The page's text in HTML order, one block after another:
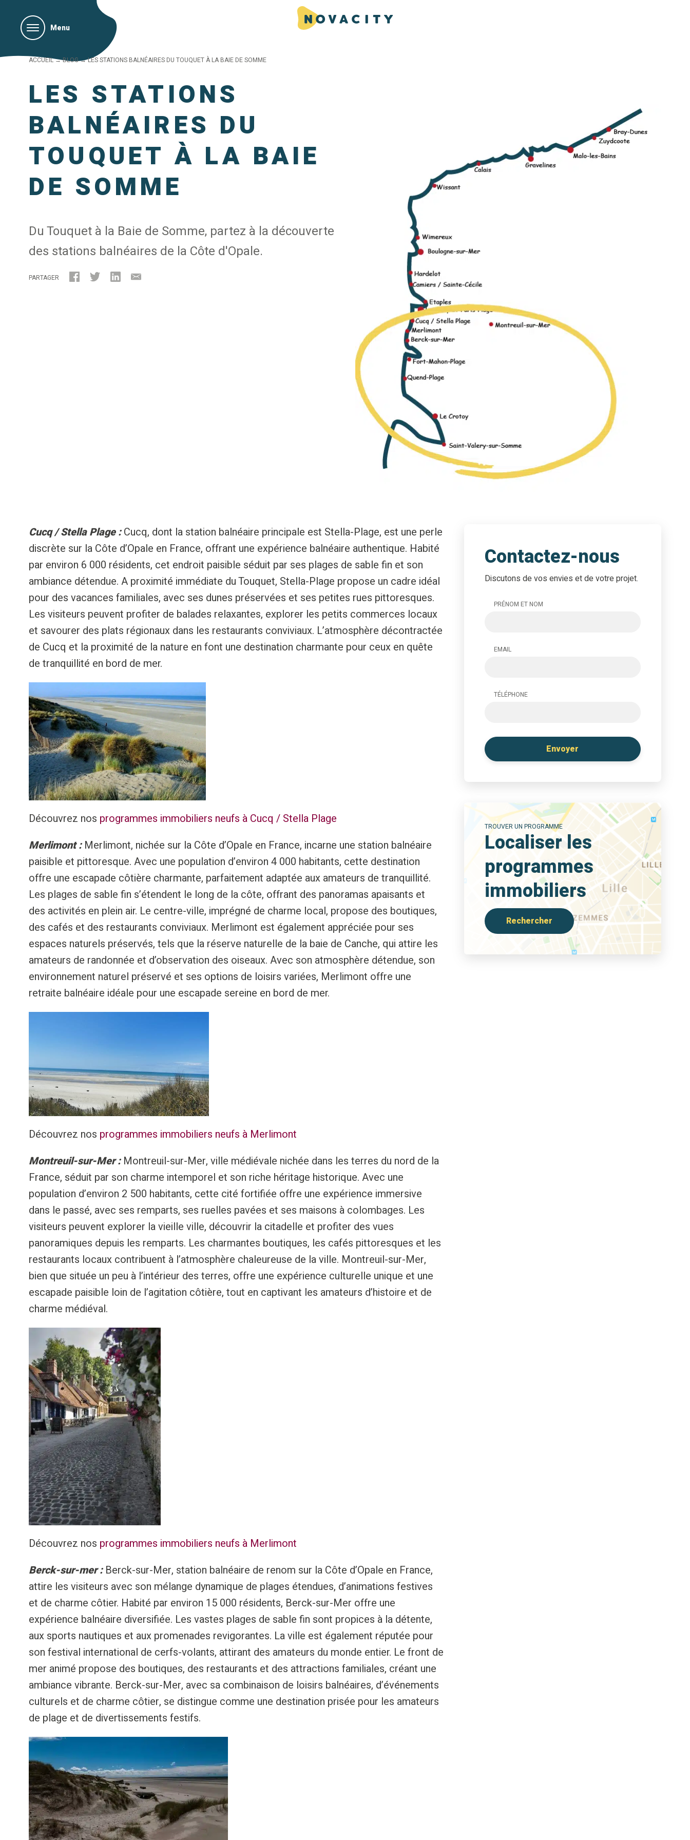
Menu
ACCUEIL→BLOG→LES STATIONS BALNÉAIRES DU TOUQUET À LA BAIE DE SOMME
LES STATIONS
BALNÉAIRES DU
TOUQUET À LA BAIE
DE SOMME
Du Touquet à la Baie de Somme, partez à la découverte
des stations balnéaires de la Côte d'Opale.
PARTAGER
Cucq / Stella Plage :Cucq, dont la station balnéaire principale est Stella-Plage, est une perle
discrète sur la Côte d’Opale en France, offrant une expérience balnéaire authentique. Habité
par environ 6 000 résidents, cet endroit paisible séduit par ses plages de sable fin et son
ambiance détendue. A proximité immédiate du Touquet, Stella-Plage propose un cadre idéal
pour des vacances familiales, avec ses dunes préservées et ses petites rues pittoresques.
Les visiteurs peuvent profiter de balades relaxantes, explorer les petits commerces locaux
et savourer des plats régionaux dans les restaurants conviviaux. L’atmosphère décontractée
de Cucq et la proximité de la nature en font une destination charmante pour ceux en quête
de tranquillité en bord de mer.
Découvrez nos programmes immobiliers neufs à Cucq / Stella Plage
Merlimont :Merlimont, nichée sur la Côte d’Opale en France, incarne une station balnéaire
paisible et pittoresque. Avec une population d’environ 4 000 habitants, cette destination
offre une escapade côtière charmante, parfaitement adaptée aux amateurs de tranquillité.
Les plages de sable fin s’étendent le long de la côte, offrant des panoramas apaisants et
des activités en plein air. Le centre-ville, imprégné de charme local, propose des boutiques,
des cafés et des restaurants conviviaux. Merlimont est également appréciée pour ses
espaces naturels préservés, tels que la réserve naturelle de la baie de Canche, qui attire les
amateurs de randonnée et d’observation des oiseaux. Avec son atmosphère détendue, son
environnement naturel préservé et ses options de loisirs variées, Merlimont offre une
retraite balnéaire idéale pour une escapade sereine en bord de mer.
Découvrez nos programmes immobiliers neufs à Merlimont
Montreuil-sur-Mer :Montreuil-sur-Mer, ville médiévale nichée dans les terres du nord de la
France, séduit par son charme intemporel et son riche héritage historique. Avec une
population d’environ 2 500 habitants, cette cité fortifiée offre une expérience immersive
dans le passé, avec ses remparts, ses ruelles pavées et ses maisons à colombages. Les
visiteurs peuvent explorer la vieille ville, découvrir la citadelle et profiter des vues
panoramiques depuis les remparts. Les charmantes boutiques, les cafés pittoresques et les
restaurants locaux contribuent à l’atmosphère chaleureuse de la ville. Montreuil-sur-Mer,
bien que située un peu à l’intérieur des terres, offre une expérience culturelle unique et une
escapade paisible loin de l’agitation côtière, tout en captivant les amateurs d’histoire et de
charme médiéval.
Découvrez nos programmes immobiliers neufs à Merlimont
Berck-sur-mer :Berck-sur-Mer, station balnéaire de renom sur la Côte d’Opale en France,
attire les visiteurs avec son mélange dynamique de plages étendues, d’animations festives
et de charme côtier. Habité par environ 15 000 résidents, Berck-sur-Mer offre une
expérience balnéaire diversifiée. Les vastes plages de sable fin sont propices à la détente,
aux sports nautiques et aux promenades revigorantes. La ville est également réputée pour
son festival international de cerfs-volants, attirant des amateurs du monde entier. Le front de
mer animé propose des boutiques, des restaurants et des attractions familiales, créant une
ambiance vibrante. Berck-sur-Mer, avec sa combinaison de loisirs balnéaires, d’événements
culturels et de charme côtier, se distingue comme une destination prisée pour les amateurs
de plage et de divertissements festifs.
Contactez-nous
Discutons de vos envies et de votre projet.
PRÉNOM ET NOM
EMAIL
TÉLÉPHONE
TROUVER UN PROGRAMME
Localiser les
programmes
immobiliers
Rechercher